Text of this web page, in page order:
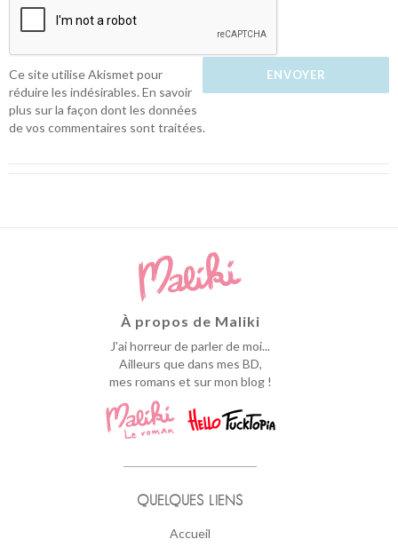
Ce site utilise Akismet pour
réduire les indésirables.En savoir
plus sur la façon dont les données
de vos commentaires sont traitées.
À propos de Maliki
J'ai horreur de parler de moi...
Ailleurs que dans mes BD,
mes romans et sur mon blog !
QUELQUES LIENS
Accueil